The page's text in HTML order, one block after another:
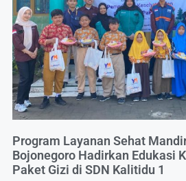
Program Layanan Sehat
Bojonegoro Hadirkan Edukasi
Paket Gizi di SDN Kalitidu 1